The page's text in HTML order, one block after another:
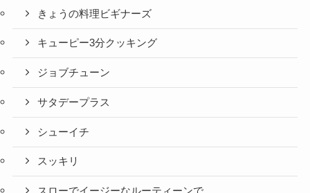
きょうの料理ビギナーズ
キューピー3分クッキング
ジョブチューン
サタデープラス
シューイチ
スッキリ